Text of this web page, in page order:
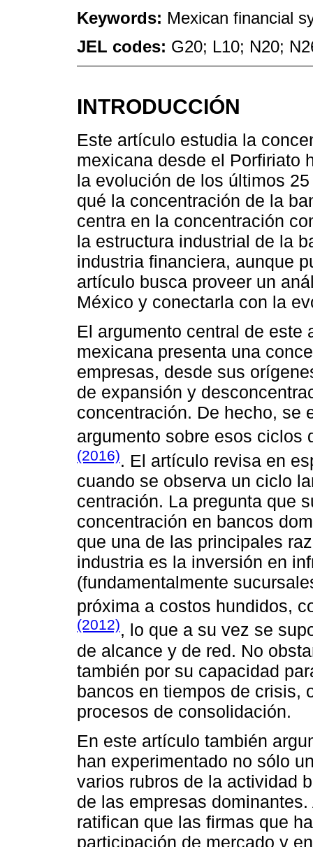
Keywords: Mexican financial
JEL codes: G20; L10; N20;
INTRODUCCIÓN
Este artículo estudia la
mexicana desde el Porfiriato
la evolución de los últimos
qué la concentración de la
centra en la concentración
la estructura industrial de la
industria financiera, aunque
artículo busca proveer un
México y conectarla con la
El argumento central de
mexicana presenta una
empresas, desde sus
de expansión y
concentración. De hecho, se
argumento sobre esos ciclos
(2016). El artículo revisa en
cuando se observa un ciclo
centración. La pregunta que
concentración en bancos
que una de las princi­pa­les
industria es la inversión en
(fundamentalmente
próxima a costos hundidos,
(2012), lo que a su vez se
de alcance y de red. No
también por su capacidad
bancos en tiempos de crisis,
procesos de consolidación.
En este artículo también
han experimentado no sólo
varios rubros de la actividad
de las empresas
ratifican que las firmas que
participación de mercado y